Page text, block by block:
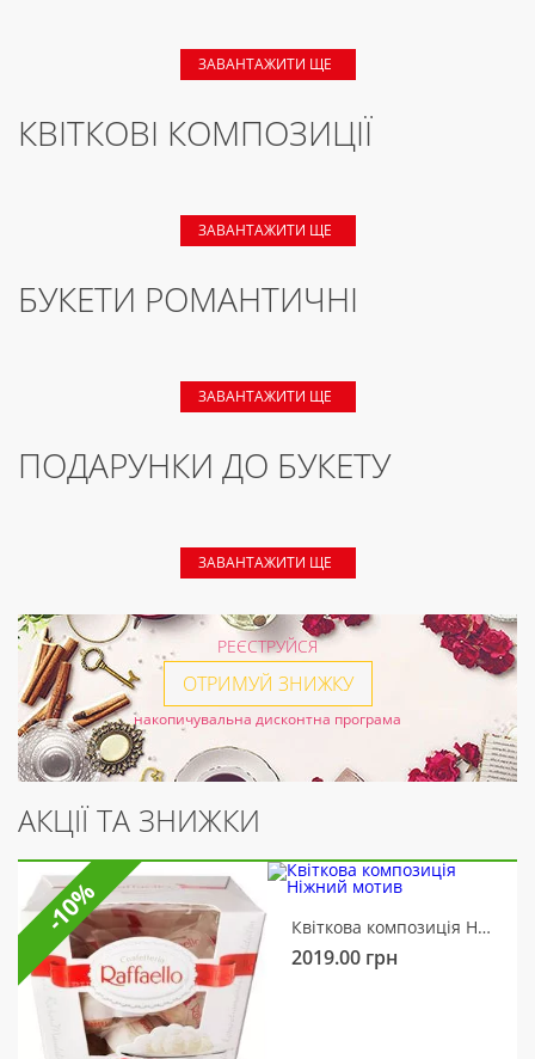
ЗАВАНТАЖИТИ ЩЕ
КВІТКОВІ КОМПОЗИЦІЇ
ЗАВАНТАЖИТИ ЩЕ
БУКЕТИ РОМАНТИЧНІ
ЗАВАНТАЖИТИ ЩЕ
ПОДАРУНКИ ДО БУКЕТУ
ЗАВАНТАЖИТИ ЩЕ
РЕЄСТРУЙСЯ
ОТРИМУЙ ЗНИЖКУ
накопичувальна дисконтна програма
АКЦІЇ ТА ЗНИЖКИ
Квіткова композиція Ніжний мотив
2019.00 грн
-10%